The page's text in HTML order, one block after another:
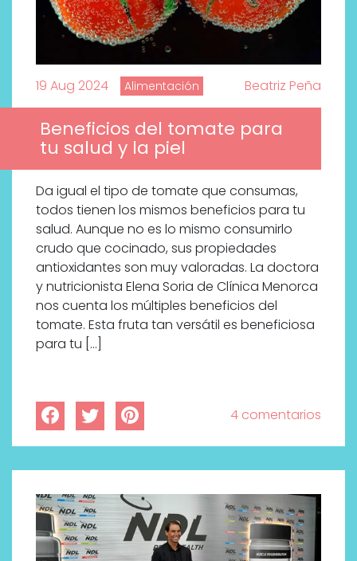
19 Aug 2024 Alimentación Beatriz Peña
Beneficios del tomate para
tu salud y la piel
Da igual el tipo de tomate que consumas,
todos tienen los mismos beneficios para tu
salud. Aunque no es lo mismo consumirlo
crudo que cocinado, sus propiedades
antioxidantes son muy valoradas. La doctora
y nutricionista Elena Soria de Clínica Menorca
nos cuenta los múltiples beneficios del
tomate. Esta fruta tan versátil es beneficiosa
para tu […]
4 comentarios